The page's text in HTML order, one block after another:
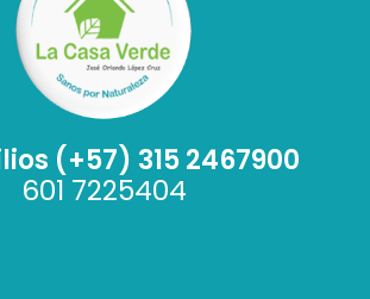
(+57) 315 2467900
601 7225404